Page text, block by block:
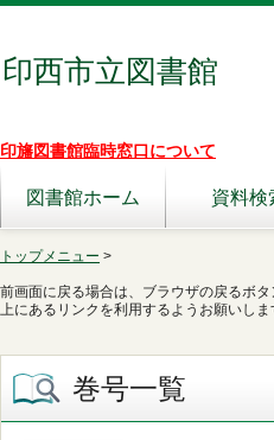
印西市立図書館
印旛図書館臨時窓口について
図書館ホーム 資料検
トップメニュー >
前画面に戻る場合は、ブラウザの戻るボタ
上にあるリンクを利用するようお願いしま
巻号一覧